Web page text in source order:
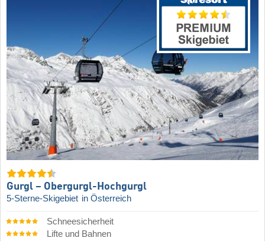
Gurgl – Obergurgl-Hochgurgl
5-Sterne-Skigebiet in Österreich
Schneesicherheit
Lifte und Bahnen